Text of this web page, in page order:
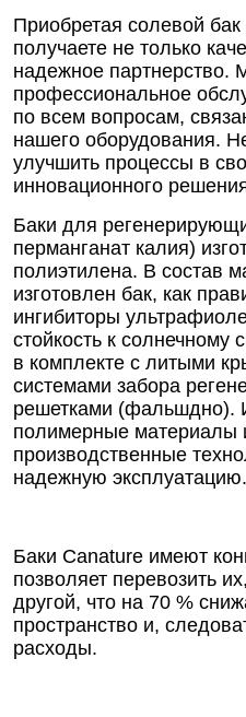
Приобретая солевой
получаете не только
надежное партнерство.
профессиональное
по всем вопросам,
нашего оборудования.
улучшить процессы в
инновационного
Баки для
перманганат калия)
полиэтилена. В состав
изготовлен бак, как
ингибиторы
стойкость к солнечному
в комплекте с литыми
системами забора
решетками (фальшдно).
полимерные материалы
производственные
надежную эксплуатацию.
Баки Canature имеют
позволяет перевозить
другой, что на 70 %
пространство и,
расходы.